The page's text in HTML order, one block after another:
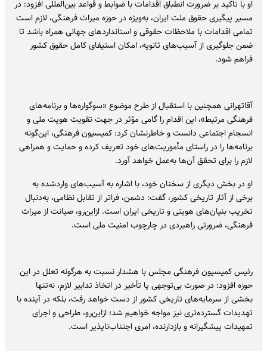
او با تاکید بر ضرورت انطباق اقدامات با ضوابط و قواعد بین‌المللی افزود: در
مسیر پیگیری حقوق ملت ایران، به‌ویژه در حوزه میراث‌ فرهنگی، لازم است
تمامی اقدامات با ملاحظات حقوقی و استانداردهای جهانی همراه باشد تا
ضمن جلوگیری از آسیب‌های ثانویه، امکان استیفای کامل حقوق کشور
فراهم شود.
آقاتهرانی همچنین با استقبال از طرح موضوع «سوگواره‌ها و برنامه‌های
فرهنگی مرتبط»، این اقدام را گامی مؤثر در جهت تقویت هویت ملی و
انسجام اجتماعی دانست و خاطرنشان کرد: کمیسیون فرهنگی، این‌گونه
برنامه‌ها را در راستای مأموریت‌های خود تعریف کرده و حمایت و همراهی
لازم را برای تحقق آن‌ها به‌عمل خواهد آورد.
او در بخش دیگری از سخنان خود، با اشاره به آسیب‌های واردشده به
برخی از آثار تاریخی کشور، گفت: دشمن، فراتر از تقابل نظامی، به‌دنبال
تخریب بنیان‌های هویتی و تاریخی ایران است. ازاین‌رو، صیانت از میراث‌
فرهنگی، ضرورتی راهبردی در چارچوب امنیت ملی است.
رئیس کمیسیون فرهنگی مجلس با هشدار نسبت به هرگونه تعلل در این
حوزه افزود: در صورت بی‌توجهی یا تأخیر در اتخاذ تدابیر لازم، نه‌تنها
بخشی از سرمایه‌های تاریخی کشور از دست خواهد رفت، بلکه در آینده با
تهدیدات گسترده‌تری نیز مواجه خواهیم شد؛ ازاین‌رو، طراحی و اجرای
تمهیدات پیشگیرانه و بازدارنده، امری اجتناب‌ناپذیر است.